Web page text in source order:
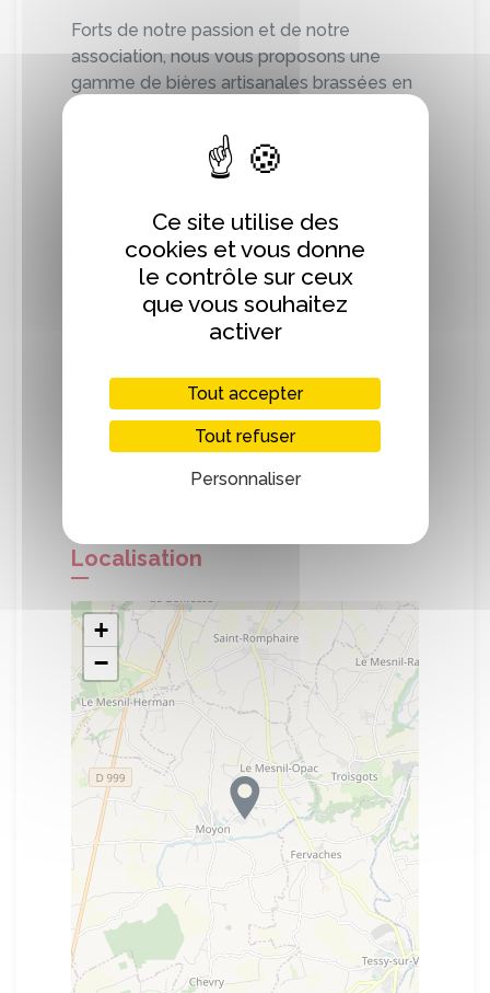
Forts de notre passion et de notre
association, nous vous proposons une
gamme de bières artisanales brassées en
Blonde, La LoupBar Triple, La LoupBar
Blanche, La LoupBar Ambrée, La LoupBar
La LoupBar est désormais disponible en
fût inox de 20 litres.
Disponible en bière blonde (et blanche
selon la saison)
Pour tout achat de fût nous mettons à
(Ce brasseur utilise du malt et du houblon
normand)
Localisation
+
−
Ce site utilise des
cookies et vous donne
le contrôle sur ceux
que vous souhaitez
activer
Tout accepter
Tout refuser
Personnaliser